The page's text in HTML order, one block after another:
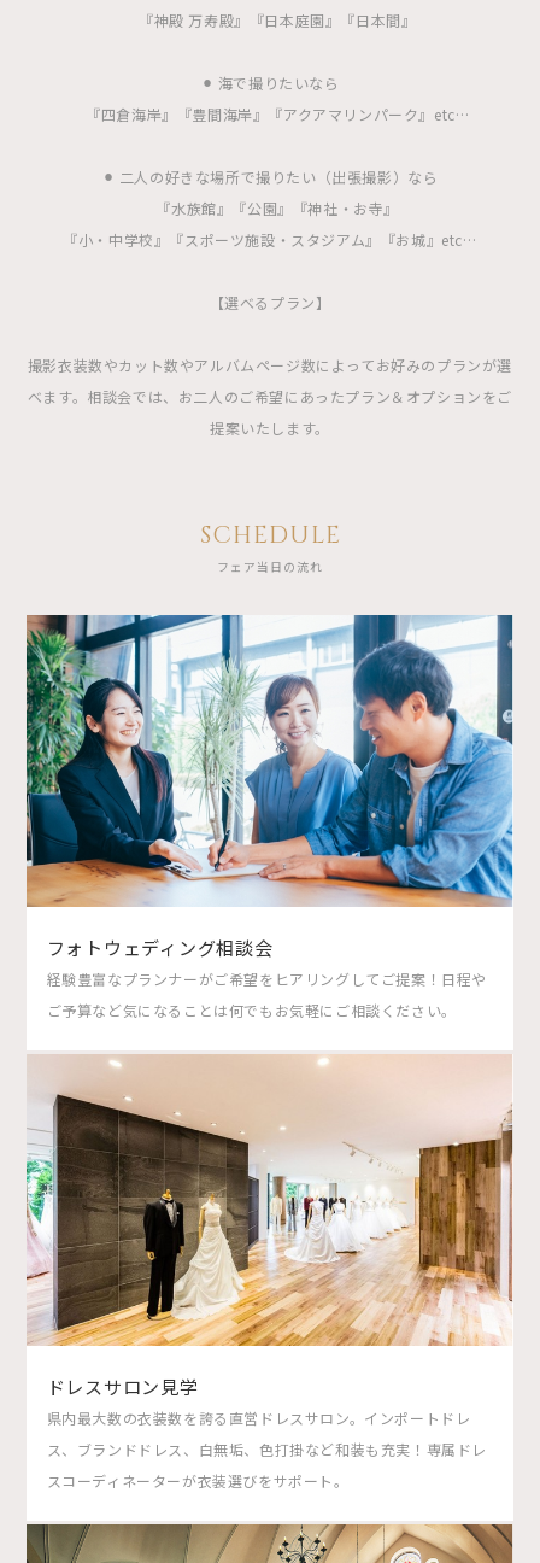
『神殿 万寿殿』『日本庭園』『日本間』
⚫︎ 海で撮りたいなら
『四倉海岸』『豊間海岸』『アクアマリンパーク』etc…
⚫︎ 二人の好きな場所で撮りたい（出張撮影）なら
『水族館』『公園』『神社・お寺』
『小・中学校』『スポーツ施設・スタジアム』『お城』etc…
【選べるプラン】
撮影衣装数やカット数やアルバムページ数によってお好みのプランが選
べます。相談会では、お二人のご希望にあったプラン＆オプションをご
提案いたします。
SCHEDULE
フェア当日の流れ
フォトウェディング相談会
経験豊富なプランナーがご希望をヒアリングしてご提案！日程や
ご予算など気になることは何でもお気軽にご相談ください。
ドレスサロン見学
県内最大数の衣装数を誇る直営ドレスサロン。インポートドレ
ス、ブランドドレス、白無垢、色打掛など和装も充実！専属ドレ
スコーディネーターが衣装選びをサポート。